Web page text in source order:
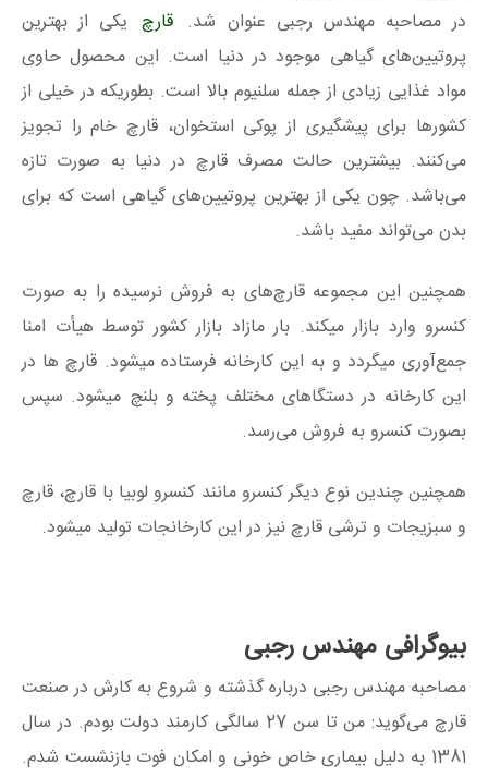
در مصاحبه مهندس رجبی عنوان شد. قارچ یکی از بهترین
پروتیین‌های گیاهی موجود در دنیا است. این محصول حاوی
مواد غذایی زیادی از جمله سلنیوم بالا است. بطوریکه در خیلی از
کشورها برای پیشگیری از پوکی استخوان، قارچ خام را تجویز
می‌کنند. بیشترین حالت مصرف قارچ در دنیا به صورت تازه
می‌باشد. چون یکی از بهترین پروتیین‌های گیاهی است که برای
بدن می‌تواند مفید باشد.
همچنین این مجموعه قارچ‌های به فروش نرسیده را به صورت
کنسرو وارد بازار میکند. بار مازاد بازار کشور توسط هیأت امنا
جمع‌آوری میگردد و به این کارخانه فرستاده میشود. قارچ ها در
این کارخانه در دستگاهای مختلف پخته و بلنچ میشود. سپس
بصورت کنسرو به فروش می‌رسد.
همچنین چندین نوع دیگر کنسرو مانند کنسرو لوبیا با قارچ، قارچ
و سبزیجات و ترشی قارچ نیز در این کارخانجات تولید میشود.
بیوگرافی مهندس رجبی
مصاحبه مهندس رجبی درباره گذشته و شروع به کارش در صنعت
قارچ می‌گوید: من تا سن 27 سالگی کارمند دولت بودم. در سال
1381 به دلیل بیماری خاص خونی و امکان فوت بازنشست شدم.